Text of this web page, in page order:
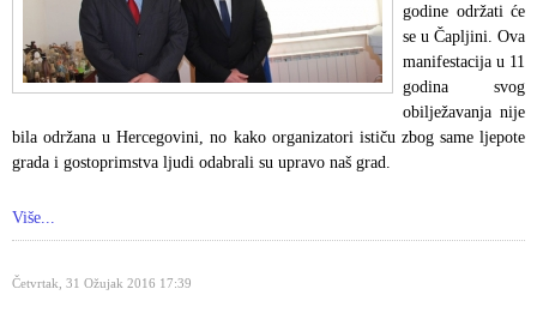
godine održati će
se u Čapljini. Ova
manifestacija u 11
godina svog
obilježavanja nije
bila održana u Hercegovini, no kako organizatori ističu zbog same ljepote
grada i gostoprimstva ljudi odabrali su upravo naš grad.
Više...
Četvrtak, 31 Ožujak 2016 17:39